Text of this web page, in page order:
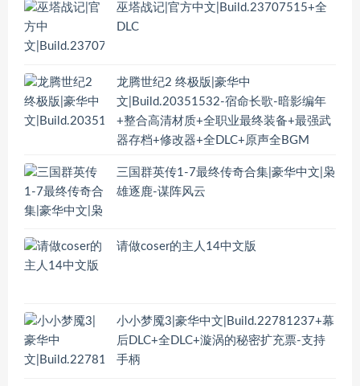
巫塔战记|官方中文|Build.23707515+全
DLC
龙腾世纪2 终极版|豪华中
文|Build.20351532-宿命长歌-暗影编年
+整合高清材质+全职业最终装备+最强武
器存档+修改器+全DLC+原声全BGM
三国群英传1-7最终传奇合集|豪华中文|枭
雄逐鹿-谋阵风云
请做coser的主人14中文版
小小梦魇3|豪华中文|Build.22781237+幕
后DLC+全DLC+漩涡的秘密扩充票-支持
手柄